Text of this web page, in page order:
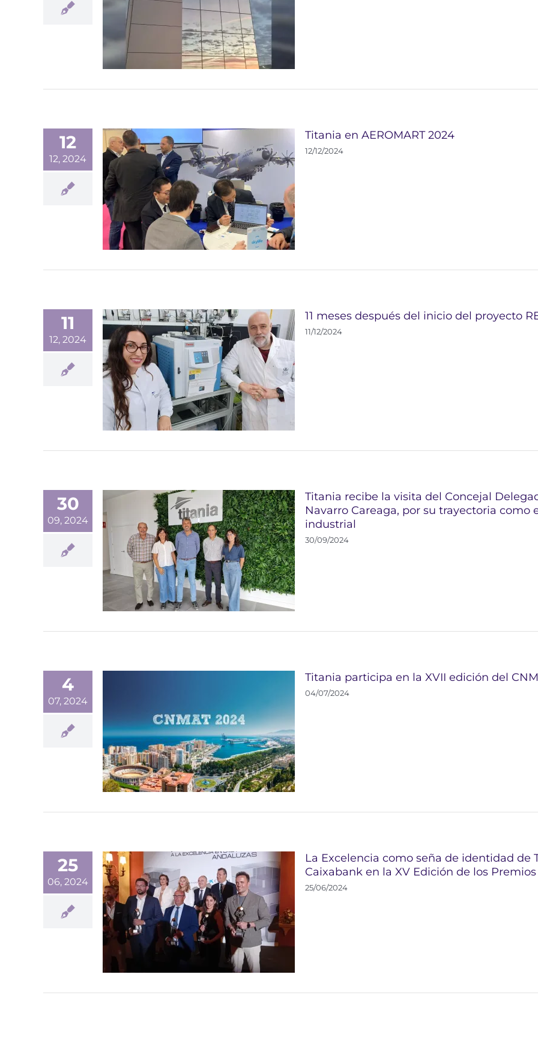
12
12, 2024
Titania en AEROMART 2024
12/12/2024
11
12, 2024
11 meses después del inicio del proyecto
11/12/2024
30
09, 2024
Titania recibe la visita del Concejal
Navarro Careaga, por su trayectoria
industrial
30/09/2024
4
07, 2024
Titania participa en la XVII edición del
04/07/2024
25
06, 2024
La Excelencia como seña de identidad de
Caixabank en la XV Edición de los
25/06/2024